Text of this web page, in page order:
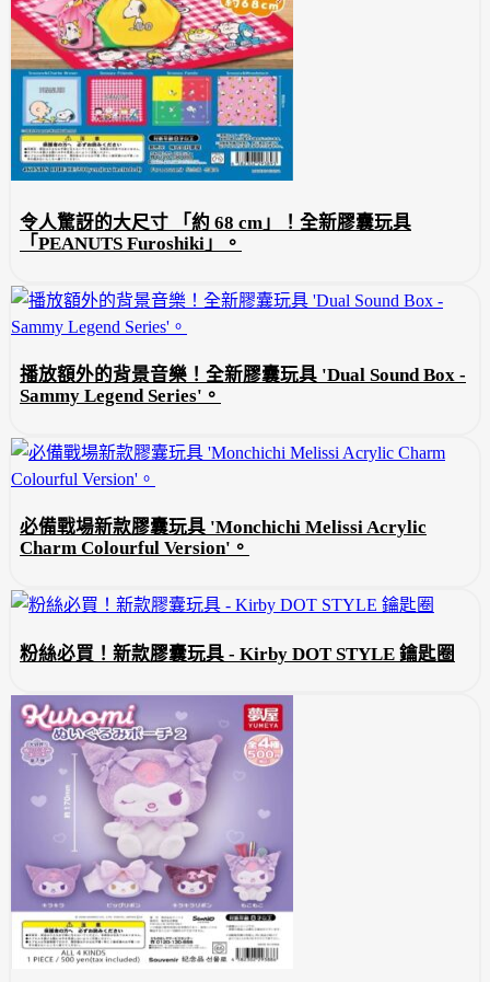
令人驚訝的大尺寸 「約 68 cm」！全新膠囊玩具
「PEANUTS Furoshiki」。
播放額外的背景音樂！全新膠囊玩具 'Dual Sound Box -
Sammy Legend Series'。
必備戰場新款膠囊玩具 'Monchichi Melissi Acrylic
Charm Colourful Version'。
粉絲必買！新款膠囊玩具 - Kirby DOT STYLE 鑰匙圈